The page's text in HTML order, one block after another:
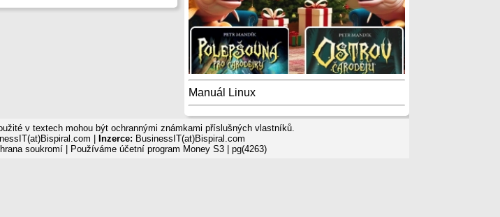
Manuál Linux
v textech mohou být ochrannými známkami příslušných vlastníků.
|
Inzerce: BusinessIT(at)Bispiral.com
soukromí| Používáme účetní program Money S3| pg(4263)